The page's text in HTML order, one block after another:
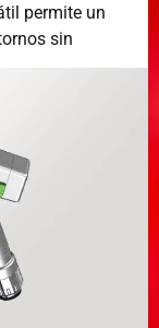
permite un
sin